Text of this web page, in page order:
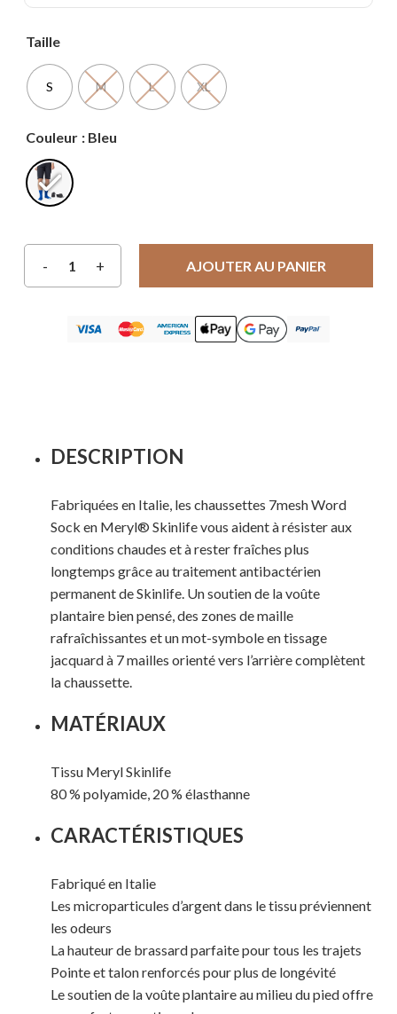
Votre panier est vide.
MAGASINER EN LIGNE
Taille
S M L XL
Couleur : Bleu
AJOUTER AU PANIER
DESCRIPTION
Fabriquées en Italie, les chaussettes 7mesh Word
Sock en Meryl® Skinlife vous aident à résister aux
conditions chaudes et à rester fraîches plus
longtemps grâce au traitement antibactérien
permanent de Skinlife. Un soutien de la voûte
plantaire bien pensé, des zones de maille
rafraîchissantes et un mot-symbole en tissage
jacquard à 7 mailles orienté vers l’arrière complètent
la chaussette.
MATÉRIAUX
Tissu Meryl Skinlife
80 % polyamide, 20 % élasthanne
CARACTÉRISTIQUES
Fabriqué en Italie
Les microparticules d’argent dans le tissu préviennent
les odeurs
La hauteur de brassard parfaite pour tous les trajets
Pointe et talon renforcés pour plus de longévité
Le soutien de la voûte plantaire au milieu du pied offre